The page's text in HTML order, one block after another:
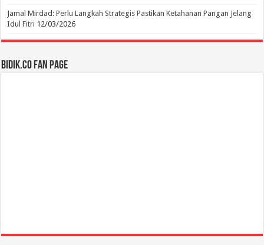
Jamal Mirdad: Perlu Langkah Strategis Pastikan Ketahanan Pangan Jelang
Idul Fitri 12/03/2026
BIDIK.CO Fan Page